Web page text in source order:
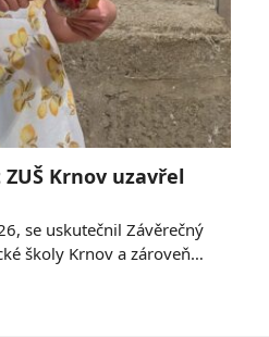
Krnov uzavřel
se uskutečnil Závěrečný
školy Krnov a zároveň…